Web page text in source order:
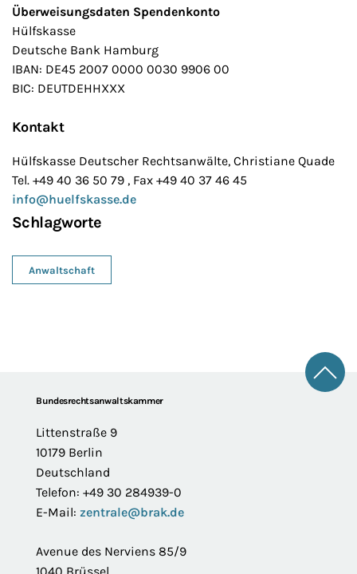
Überweisungsdaten Spendenkonto
Hülfskasse
Deutsche Bank Hamburg
IBAN: DE45 2007 0000 0030 9906 00
BIC: DEUTDEHHXXX
Kontakt
Hülfskasse Deutscher Rechtsanwälte, Christiane Quade
Tel. +49 40 36 50 79 , Fax +49 40 37 46 45
info@huelfskasse.de
Schlagworte
Anwaltschaft
FooterBundesrechtsanwaltskammer
Littenstraße 9
10179 Berlin
Deutschland
Telefon: +49 30 284939-0
E-Mail: zentrale@brak.de
Avenue des Nerviens 85/9